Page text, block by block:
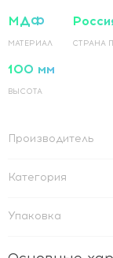
МДФ
МАТЕРИАЛ СТРАНА
100 мм
ВЫСОТА
Производитель
Категория
Упаковка